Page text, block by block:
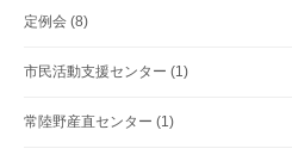
定例会 (8)
市民活動支援センター (1)
常陸野産直センター (1)